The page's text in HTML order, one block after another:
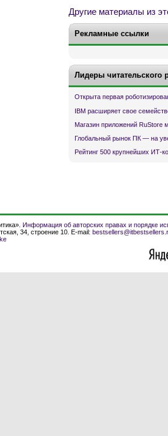
Другие материалы из
Рекламные ссылки
Лидеры читательского
Открыта первая
IBM расширяет свое
Магазин приложений RuStore
Глобальный рынок ПК — на
Рейтинг 500 крупнейших ИТ-
Информация об авторских правах и порядке
34, строение 10. E-mail: